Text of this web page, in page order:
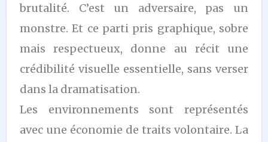
brutalité. C’est un adversaire, pas un
monstre. Et ce parti pris graphique, sobre
mais respectueux, donne au récit une
crédibilité visuelle essentielle, sans verser
dans la dramatisation.
Les environnements sont représentés
avec une économie de traits volontaire. La